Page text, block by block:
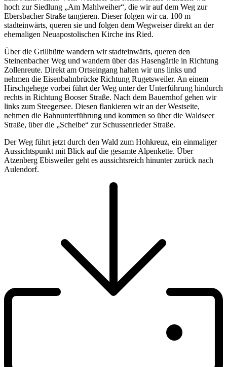
hoch zur Siedlung „Am Mahlweiher“, die wir auf dem Weg zur
Ebersbacher Straße tangieren. Dieser folgen wir ca. 100 m
stadteinwärts, queren sie und folgen dem Wegweiser direkt an der
ehemaligen Neuapostolischen Kirche ins Ried.
Über die Grillhütte wandern wir stadteinwärts, queren den
Steinenbacher Weg und wandern über das Hasengärtle in Richtung
Zollenreute. Direkt am Ortseingang halten wir uns links und
nehmen die Eisenbahnbrücke Richtung Rugetsweiler. An einem
Hirschgehege vorbei führt der Weg unter der Unterführung hindurch
rechts in Richtung Booser Straße. Nach dem Bauernhof gehen wir
links zum Steegersee. Diesen flankieren wir an der Westseite,
nehmen die Bahnunterführung und kommen so über die Waldseer
Straße, über die „Scheibe“ zur Schussenrieder Straße.
Der Weg führt jetzt durch den Wald zum Hohkreuz, ein einmaliger
Aussichtspunkt mit Blick auf die gesamte Alpenkette. Über
Atzenberg Ebisweiler geht es aussichtsreich hinunter zurück nach
Aulendorf.